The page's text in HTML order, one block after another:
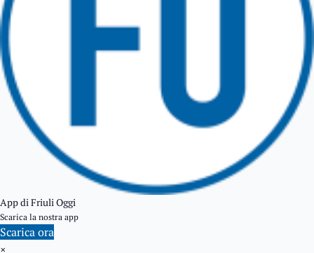
App di Friuli Oggi
Scarica la nostra app
Scarica ora
×